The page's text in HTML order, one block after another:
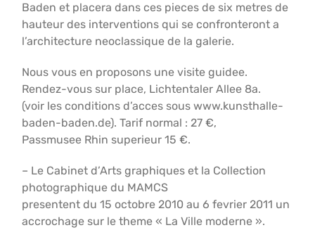
Baden et placera dans ces pieces de six metres de
hauteur des interventions qui se confronteront a
l’architecture neoclassique de la galerie.
Nous vous en proposons une visite guidee.
Rendez-vous sur place, Lichtentaler Allee 8a.
(voir les conditions d’acces sous www.kunsthalle-
baden-baden.de). Tarif normal : 27 €,
Passmusee Rhin superieur 15 €.
– Le Cabinet d’Arts graphiques et la Collection
photographique du MAMCS
presentent du 15 octobre 2010 au 6 fevrier 2011 un
accrochage sur le theme « La Ville moderne ».